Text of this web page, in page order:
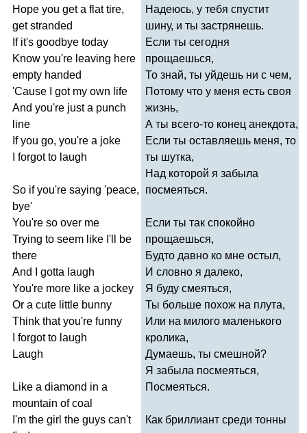
Hope you get a flat tire,
get stranded
If it's goodbye today
Know you're leaving here
empty handed
'Cause got my own life
And you're just a punch
line
If you go, you're a joke
forgot to laugh
So if you're saying 'peace,
bye'
You're so over me
Trying to seem like I'll
be
there
And
gotta laugh
You're more like a jockey
Or a cute little bunny
Think that you're funny
forgot to laugh
Laugh
Like a diamond in a
mountain of coal
I'm the girl the guys can't
Надеюсь, у тебя спустит
шину, и ты застрянешь.
Если ты сегодня
прощаешься,
То знай, ты уйдешь ни с чем,
Потому что у меня есть своя
жизнь,
А ты всего-то конец анекдота,
Если ты оставляешь меня, то
ты шутка,
Над которой я забыла
посмеяться.
Если ты так спокойно
прощаешься,
Будто давно ко мне остыл,
И словно я далеко,
Я буду смеяться,
Ты больше похож на плута,
Или на милого маленького
кролика,
Думаешь, ты смешной?
Я забыла посмеяться,
Посмеяться.
Как бриллиант среди тонны